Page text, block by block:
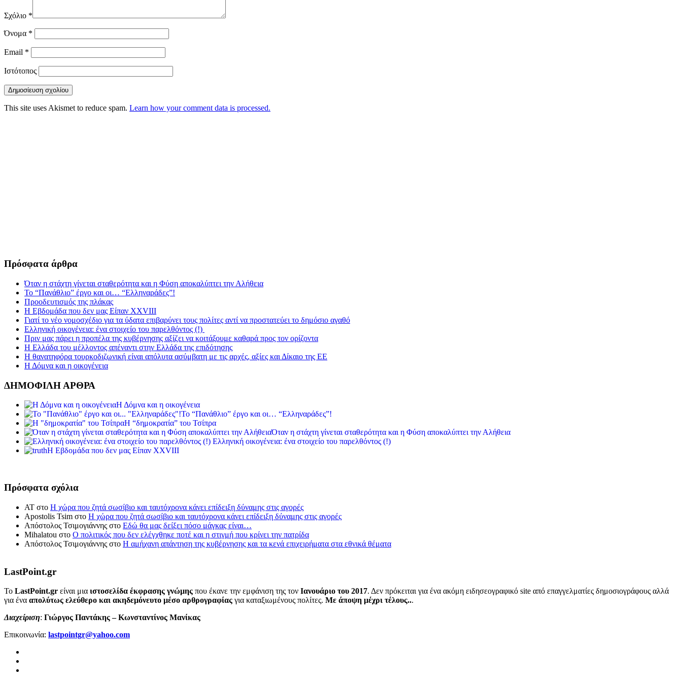
Σχόλιο *
Όνομα *
Email *
Ιστότοπος
This site uses Akismet to reduce spam. Learn how your comment data is processed.
Πρόσφατα άρθρα
Όταν η στάχτη γίνεται σταθερότητα και η Φύση αποκαλύπτει την Αλήθεια
Το “Πανάθλιο” έργο και οι… “Ελληναράδες”!
Προοδευτισμός της πλάκας
Η Εβδομάδα που δεν μας Είπαν XXVIII
Γιατί το νέο νομοσχέδιο για τα ύδατα επιβαρύνει τους πολίτες αντί να προστατεύει το δημόσιο αγαθό
Ελληνική οικογένεια: ένα στοιχείο του παρελθόντος (!)
Πριν μας πάρει η προπέλα της κυβέρνησης αξίζει να κοιτάξουμε καθαρά προς τον ορίζοντα
Η Ελλάδα του μέλλοντος απέναντι στην Ελλάδα της επιδότησης
Η θανατηφόρα τουρκοδιζωνική είναι απόλυτα ασύμβατη με τις αρχές, αξίες και Δίκαιο της ΕΕ
Η Δόμνα και η οικογένεια
ΔΗΜΟΦΙΛΗ ΑΡΘΡΑ
Η Δόμνα και η οικογένεια
Το “Πανάθλιο” έργο και οι… “Ελληναράδες”!
Η “δημοκρατία” του Τσίπρα
Όταν η στάχτη γίνεται σταθερότητα και η Φύση αποκαλύπτει την Αλήθεια
Ελληνική οικογένεια: ένα στοιχείο του παρελθόντος (!)
Η Εβδομάδα που δεν μας Είπαν XXVIII
Πρόσφατα σχόλια
ΑΤ στο Η χώρα που ζητά σωσίβιο και ταυτόχρονα κάνει επίδειξη δύναμης στις αγορές
Apostolis Tsim στο Η χώρα που ζητά σωσίβιο και ταυτόχρονα κάνει επίδειξη δύναμης στις αγορές
Απόστολος Τσιμογιάννης στο Εδώ θα μας δείξει πόσο μάγκας είναι…
Mihalatou στο Ο πολιτικός που δεν ελέγχθηκε ποτέ και η στιγμή που κρίνει την πατρίδα
Απόστολος Τσιμογιάννης στο Η αμήχανη απάντηση της κυβέρνησης και τα κενά επιχειρήματα στα εθνικά θέματα
LastPoint.gr
To LastPoint.gr είναι μια ιστοσελίδα έκφρασης γνώμης που έκανε την εμφάνιση της τον Ιανουάριο του 2017. Δεν πρόκειται για ένα ακόμη ειδησεογραφικό site από επαγγελματίες δημοσιογράφους αλλά
για ένα απολύτως ελεύθερο και ακηδεμόνευτο μέσο αρθρογραφίας για καταξιωμένους πολίτες. Με άποψη μέχρι τέλους...
Διαχείριση: Γιώργος Παντάκης – Κωνσταντίνος Μανίκας
Επικοινωνία: lastpointgr@yahoo.com